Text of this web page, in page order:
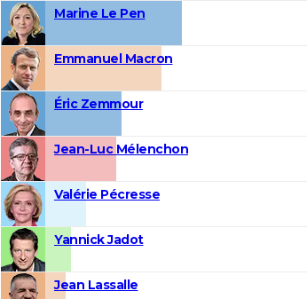
Marine Le Pen
Emmanuel Macron
Éric Zemmour
Jean-Luc Mélenchon
Valérie Pécresse
Yannick Jadot
Jean Lassalle